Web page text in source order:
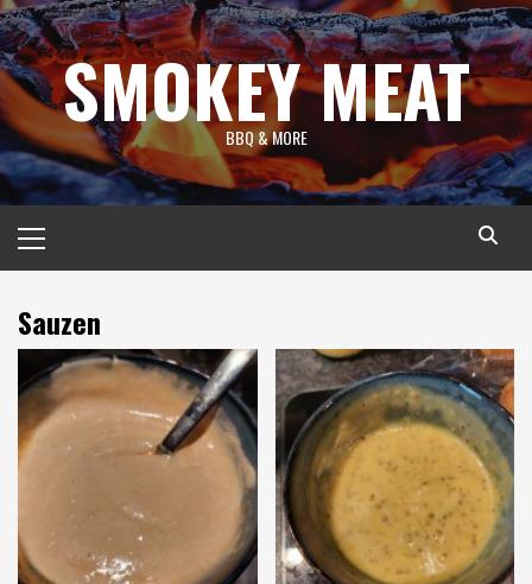
Spring
naar
inhoud SMOKEY MEAT
BBQ & MORE
menu
Sauzen